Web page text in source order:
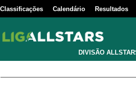
Classificações Calendário Resultados
DIVISÃO